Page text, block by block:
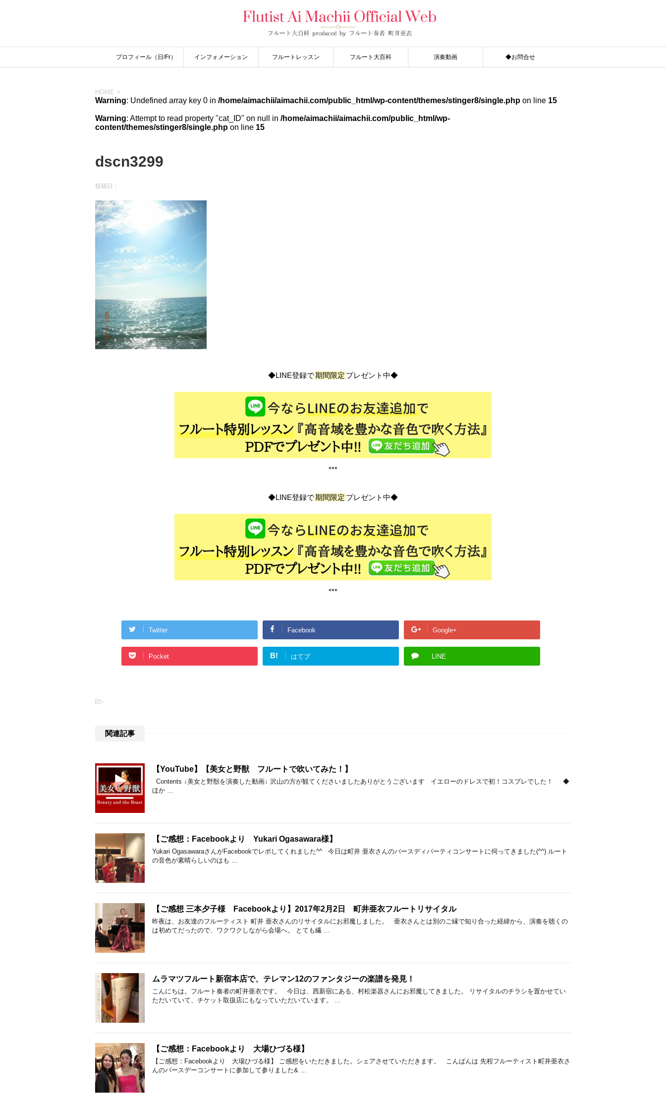
プロフィール（日/Fr） インフォメーション フルートレッスン フルート大百科 演奏動画 ◆お問合せ
HOME >
Warning: Undefined array key 0 in /home/aimachii/aimachii.com/public_html/wp-content/themes/stinger8/single.php on line 15
Warning: Attempt to read property "cat_ID" on null in /home/aimachii/aimachii.com/public_html/wp-
content/themes/stinger8/single.php on line 15
dscn3299
投稿日：
◆LINE登録で期間限定 プレゼント中◆
***
◆LINE登録で期間限定 プレゼント中◆
***
Twitter Facebook Google+
Pocket B! はてブ LINE
-
関連記事
【YouTube】【美女と野獣 フルートで吹いてみた！】
Contents ↓美女と野獣を演奏した動画↓ 沢山の方が観てくださいましたありがとうございます イエローのドレスで初！コスプレでした！ ◆
ほか …
【ご感想：Facebookより Yukari Ogasawara様】
Yukari OgasawaraさんがFacebookでレポしてくれました^^ 今日は町井 亜衣さんのバースディパーティコンサートに伺ってきました(^^) ルート
の音色が素晴らしいのはも …
【ご感想 三本夕子様 Facebookより】2017年2月2日 町井亜衣フルートリサイタル
昨夜は、お友達のフルーティスト 町井 亜衣さんのリサイタルにお邪魔しました。 亜衣さんとは別のご縁で知り合った経緯から、演奏を聴くの
は初めてだったので、ワクワクしながら会場へ。 とても繊 …
ムラマツフルート新宿本店で、テレマン12のファンタジーの楽譜を発見！
こんにちは。フルート奏者の町井亜衣です。 今日は、西新宿にある、村松楽器さんにお邪魔してきました。 リサイタルのチラシを置かせてい
ただいていて、チケット取扱店にもなっていただいています。 …
【ご感想：Facebookより 大場ひづる様】
【ご感想：Facebookより 大場ひづる様】 ご感想をいただきました。シェアさせていただきます。 こんばんは 先程フルーティスト町井亜衣さ
んのバースデーコンサートに参加して参りました& …